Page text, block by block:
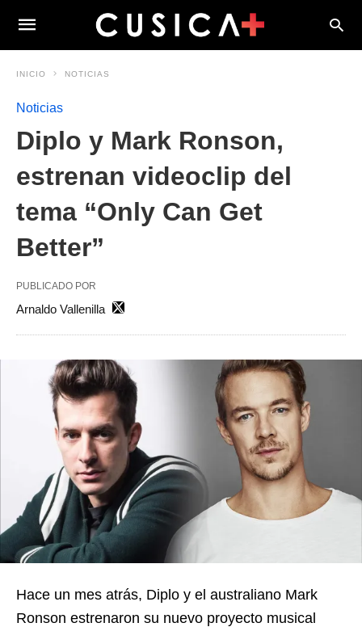
INICIO NOTICIAS
Noticias
Diplo y Mark Ronson,
estrenan videoclip del
tema “Only Can Get
Better”
PUBLICADO POR
Arnaldo Vallenilla
Hace un mes atrás, Diplo y el australiano Mark
Ronson estrenaron su nuevo proyecto musical